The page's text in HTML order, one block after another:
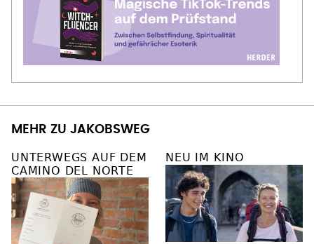
MEHR ZU JAKOBSWEG
UNTERWEGS AUF DEM
CAMINO DEL NORTE
NEU IM KINO